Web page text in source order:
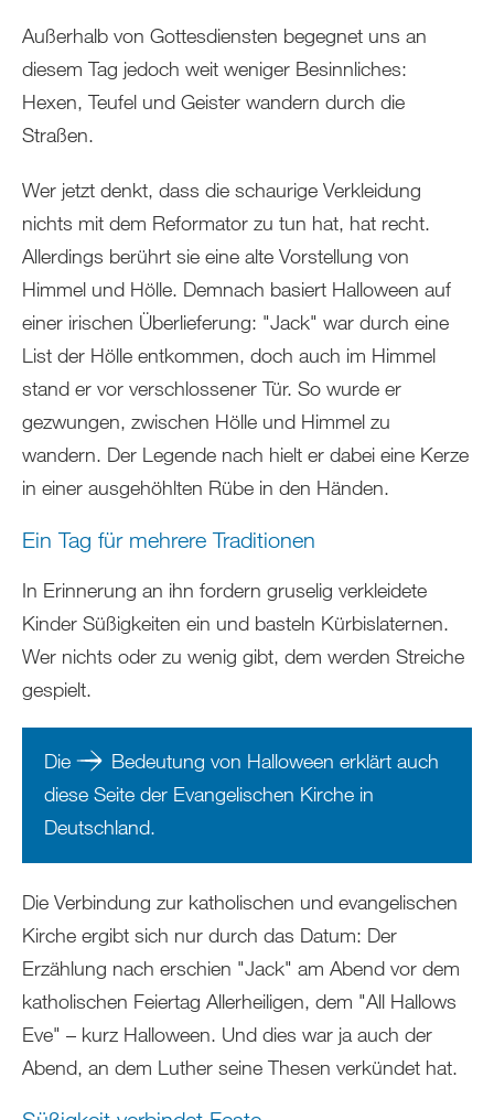
Außerhalb von Gottesdiensten begegnet uns an
diesem Tag jedoch weit weniger Besinnliches:
Hexen, Teufel und Geister wandern durch die
Straßen.
Wer jetzt denkt, dass die schaurige Verkleidung
nichts mit dem Reformator zu tun hat, hat recht.
Allerdings berührt sie eine alte Vorstellung von
Himmel und Hölle. Demnach basiert Halloween auf
einer irischen Überlieferung: "Jack" war durch eine
List der Hölle entkommen, doch auch im Himmel
stand er vor verschlossener Tür. So wurde er
gezwungen, zwischen Hölle und Himmel zu
wandern. Der Legende nach hielt er dabei eine Kerze
in einer ausgehöhlten Rübe in den Händen.
Ein Tag für mehrere Traditionen
In Erinnerung an ihn fordern gruselig verkleidete
Kinder Süßigkeiten ein und basteln Kürbislaternen.
Wer nichts oder zu wenig gibt, dem werden Streiche
gespielt.
Die
Bedeutung von Halloween erklärt auch
diese Seite der Evangelischen Kirche in
Deutschland.
Die Verbindung zur katholischen und evangelischen
Kirche ergibt sich nur durch das Datum: Der
Erzählung nach erschien "Jack" am Abend vor dem
katholischen Feiertag Allerheiligen, dem "All Hallows
Eve" – kurz Halloween. Und dies war ja auch der
Abend, an dem Luther seine Thesen verkündet hat.